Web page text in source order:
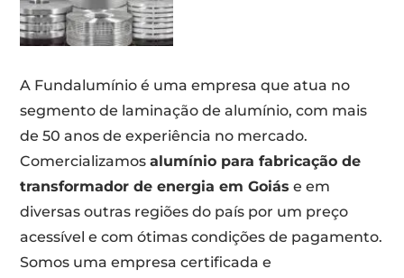
A Fundalumínio é uma empresa que atua no
segmento de laminação de alumínio, com mais
de 50 anos de experiência no mercado.
Comercializamosalumínio para fabricação de
transformador de energia em Goiás e em
diversas outras regiões do país por um preço
acessível e com ótimas condições de pagamento.
Somos uma empresa certificada e